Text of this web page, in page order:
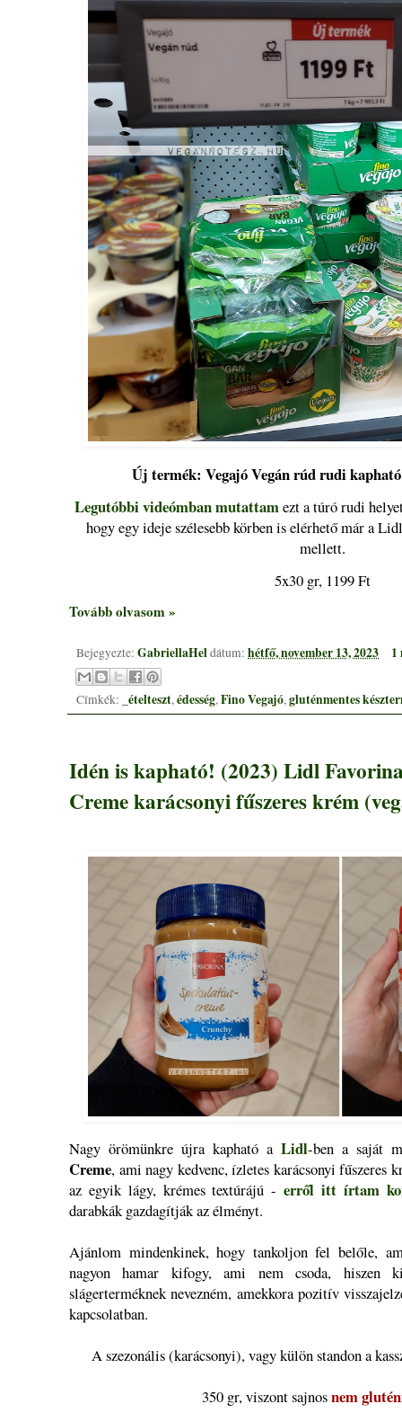
Új termék: Vegajó Vegán rúd rudi
Legutóbbi videómban mutattamezt a túró rudi
hogy egy ideje szélesebb körben is elérhető már a
mellett.
5x30 gr, 1199 Ft
Tovább olvasom »
Bejegyezte: GabriellaHeldátum: hétfő, november 13, 2023 1
Címkék: _ételteszt, édesség, Fino Vegajó, gluténmentes
Idén is kapható! (2023) Lidl
Creme karácsonyi fűszeres krém
Nagy örömünkre újra kapható a Lidl-ben a saját
Creme, ami nagy kedvenc, ízletes karácsonyi fűszeres
az egyik lágy, krémes textúrájú -erről itt írtam
darabkák gazdagítják az élményt.
Ajánlom mindenkinek, hogy tankoljon fel belőle,
nagyon hamar kifogy, ami nem csoda, hiszen
slágerterméknek nevezném, amekkora pozitív
kapcsolatban.
A szezonális (karácsonyi), vagy külön standon a
350 gr, viszont sajnosnem